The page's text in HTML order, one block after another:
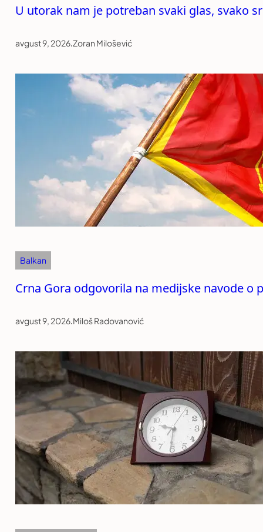
U utorak nam je potreban svaki glas, svako
avgust 9, 2026.Zoran Milošević
Balkan
Crna Gora odgovorila na medijske navode o
avgust 9, 2026.Miloš Radovanović